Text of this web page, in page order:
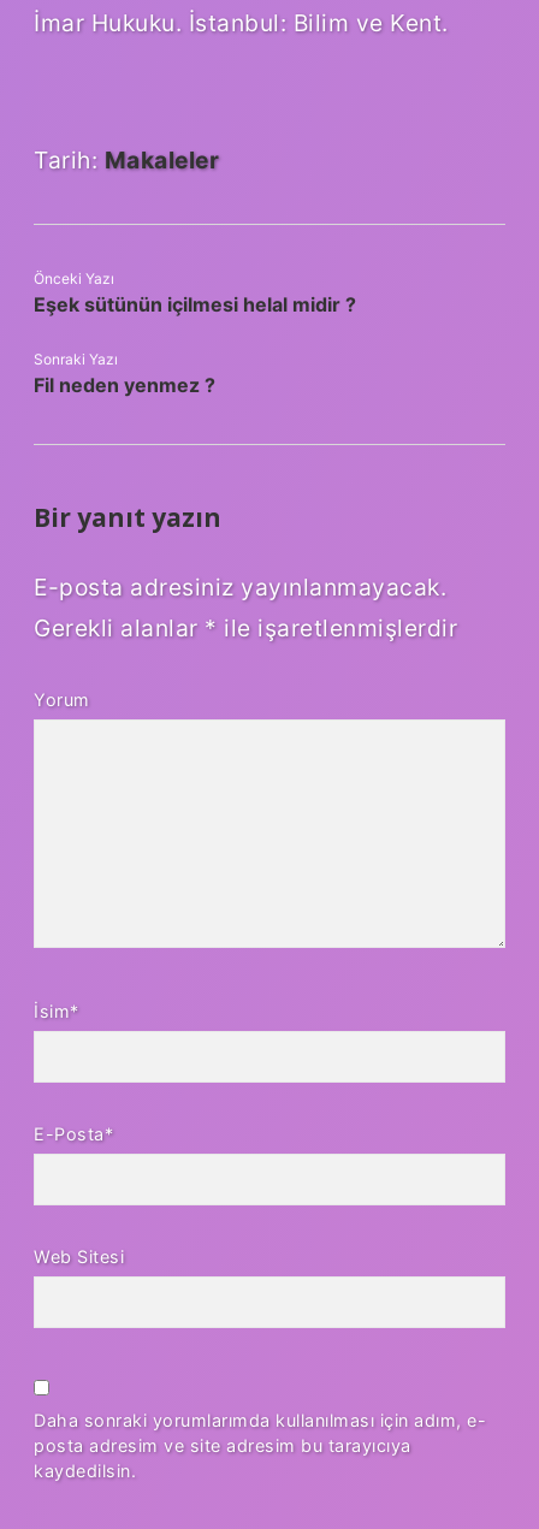
İmar Hukuku. İstanbul: Bilim ve Kent.
Tarih: Makaleler
Önceki Yazı
Eşek sütünün içilmesi helal midir ?
Sonraki Yazı
Fil neden yenmez ?
Bir yanıt yazın
E-posta adresiniz yayınlanmayacak.
Gerekli alanlar * ile işaretlenmişlerdir
Yorum
İsim*
E-Posta*
Web Sitesi
Daha sonraki yorumlarımda kullanılması için adım, e-
posta adresim ve site adresim bu tarayıcıya
kaydedilsin.